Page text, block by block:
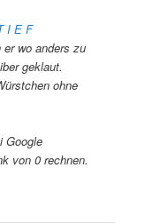
I E F
wo anders zu
geklaut.
ohne
Google
von 0 rechnen.